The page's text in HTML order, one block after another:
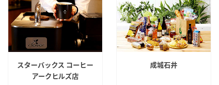
スターバックス コーヒー
アークヒルズ店
成城石井